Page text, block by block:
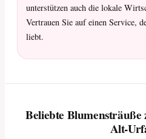
unterstützen auch die lokale
Vertrauen Sie auf einen Service,
liebt.
Beliebte Blumensträuße
Alt-